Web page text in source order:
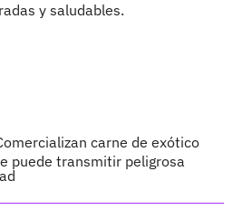
y saludables.
carne de exótico
puede transmitir peligrosa